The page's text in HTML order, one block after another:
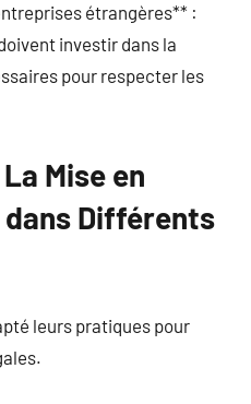
étrangères** :
investir dans la
pour respecter les
Mise en
dans Différents
leurs pratiques pour